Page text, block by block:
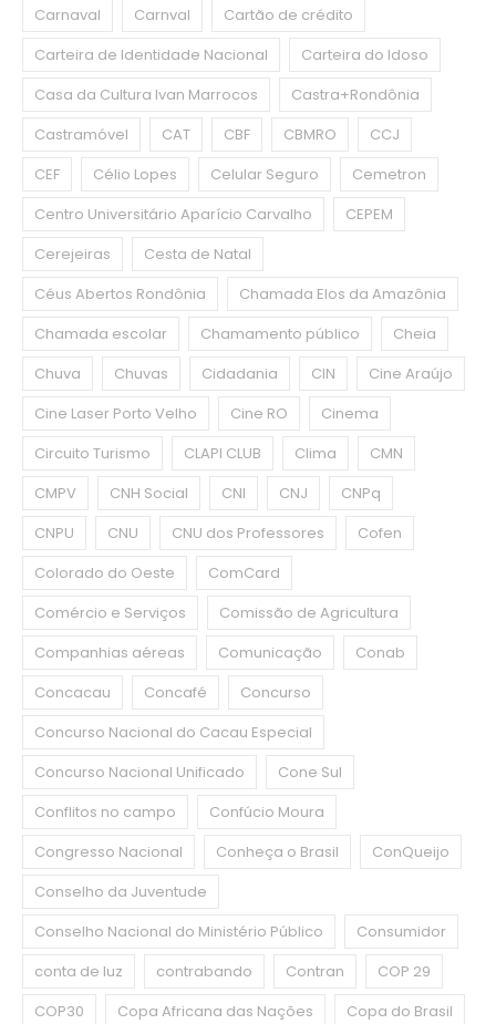
Carnaval
Carnval
Cartão de crédito
Carteira de Identidade Nacional
Carteira do Idoso
Casa da Cultura Ivan Marrocos
Castra+Rondônia
Castramóvel
CAT CBF CBMRO
CCJ
CEF
Célio Lopes Celular Seguro
Cemetron
Centro Universitário Aparício Carvalho
CEPEM
Cerejeiras
Cesta de Natal
Céus Abertos Rondônia
Chamada Elos da Amazônia
Chamada escolar
Chamamento público
Cheia
Chuva
Chuvas Cidadania CIN
Cine Araújo
Cine Laser Porto Velho
Cine RO
Cinema
Circuito Turismo
CLAPI CLUB Clima
CMN
CMPV
CNH Social CNI CNJ
CNPq
CNPU
CNU CNU dos Professores
Cofen
Colorado do Oeste
ComCard
Comércio e Serviços
Comissão de Agricultura
Companhias aéreas
Comunicação
Conab
Concacau
Concafé
Concurso
Concurso Nacional do Cacau Especial
Concurso Nacional Unificado
Cone Sul
Conflitos no campo
Confúcio Moura
Congresso Nacional
Conheça o Brasil
ConQueijo
Conselho da Juventude
Conselho Nacional do Ministério Público
Consumidor
conta de luz
contrabando Contran
COP 29
COP30
Copa Africana das Nações
Copa do Brasil